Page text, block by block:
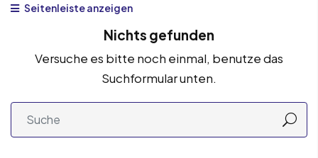
Seitenleiste anzeigen
Nichts gefunden
Versuche es bitte noch einmal, benutze das
Suchformular unten.